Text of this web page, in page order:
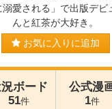
溺愛される」で出版デビ
んと紅茶が大好き。
お気に入りに追加
ボード
51件
公式漫
1件